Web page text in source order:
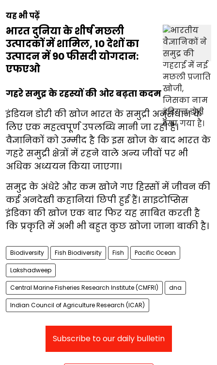
यह भी पढ़ें
भारत दुनिया के शीर्ष मछली
उत्पादकों में शामिल, 10 देशों का
उत्पादन में 90 फीसदी योगदान:
एफएओ
गहरे समुद्र के रहस्यों की ओर बढ़ता कदम
इंडियन डोरी की खोज भारत के समुद्री अनुसंधान के
लिए एक महत्वपूर्ण उपलब्धि मानी जा रही है।
वैज्ञानिकों को उम्मीद है कि इस खोज के बाद भारत के
गहरे समुद्री क्षेत्रों में रहने वाले अन्य जीवों पर भी
अधिक अध्ययन किया जाएगा।
समुद्र के अंधेरे और कम खोजे गए हिस्सों में जीवन की
कई अनदेखी कहानियां छिपी हुई हैं। साइटोप्सिस
इंडिका की खोज एक बार फिर यह साबित करती है
कि प्रकृति में अभी भी बहुत कुछ खोजा जाना बाकी है।
Biodiversity Fish Biodiversity Fish Pacific Ocean
Lakshadweep
Central Marine Fisheries Research Institute (CMFRI) dna
Indian Council of Agriculture Research (ICAR)
Subscribe to our daily bulletin